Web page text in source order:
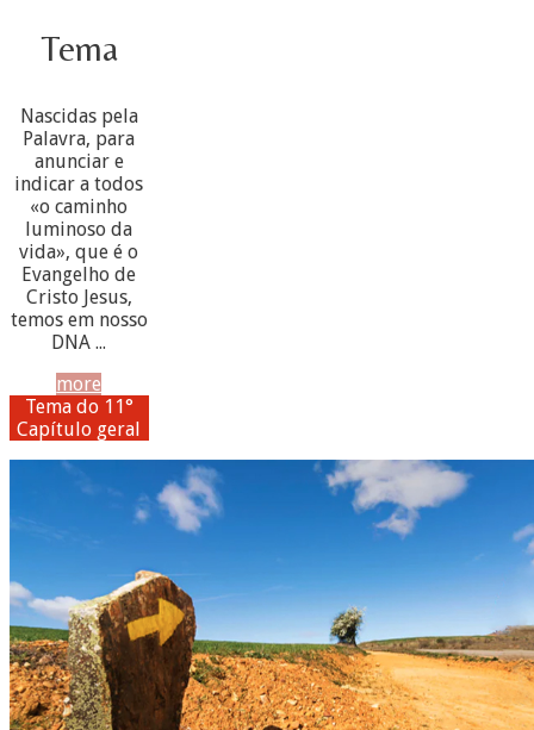
Tema
Nascidas pela
Palavra, para
anunciar e
indicar a todos
«o caminho
luminoso da
vida», que é o
Evangelho de
Cristo Jesus,
temos em nosso
DNA ...
more
Tema do 11°
Capítulo geral